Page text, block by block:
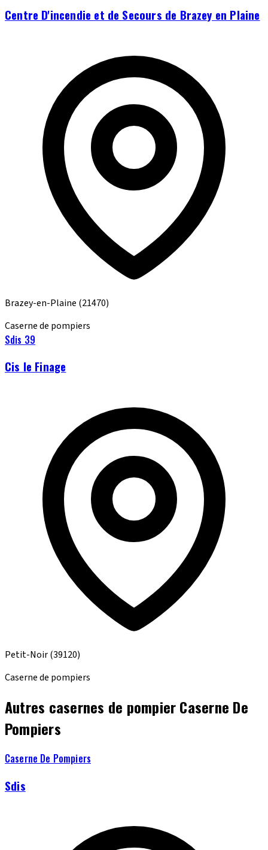
Centre D'incendie et de Secours de Brazey en Plaine
Brazey-en-Plaine (21470)
Caserne de pompiers
Sdis 39
Cis le Finage
Petit-Noir(39120)
Caserne de pompiers
Autres casernes de pompier Caserne De
Pompiers
Caserne De Pompiers
Sdis